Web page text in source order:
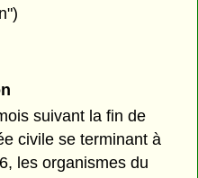
suivant la fin de
civile se terminant à
les organismes du